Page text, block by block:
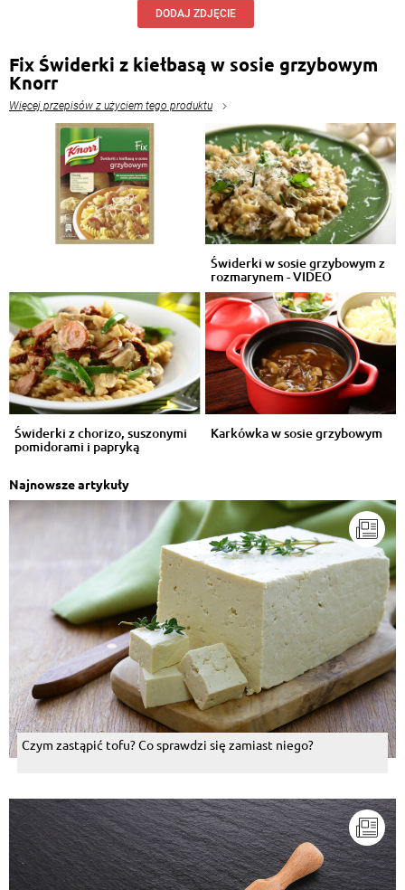
DODAJ ZDJĘCIE
Fix Świderki z kiełbasą w sosie grzybowym
Knorr
Więcej przepisów z użyciem tego produktu
Świderki w sosie grzybowym z
rozmarynem - VIDEO
Świderki z chorizo, suszonymi
pomidorami i papryką
Karkówka w sosie grzybowym
Najnowsze artykuły
Czym zastąpić tofu? Co sprawdzi się zamiast niego?